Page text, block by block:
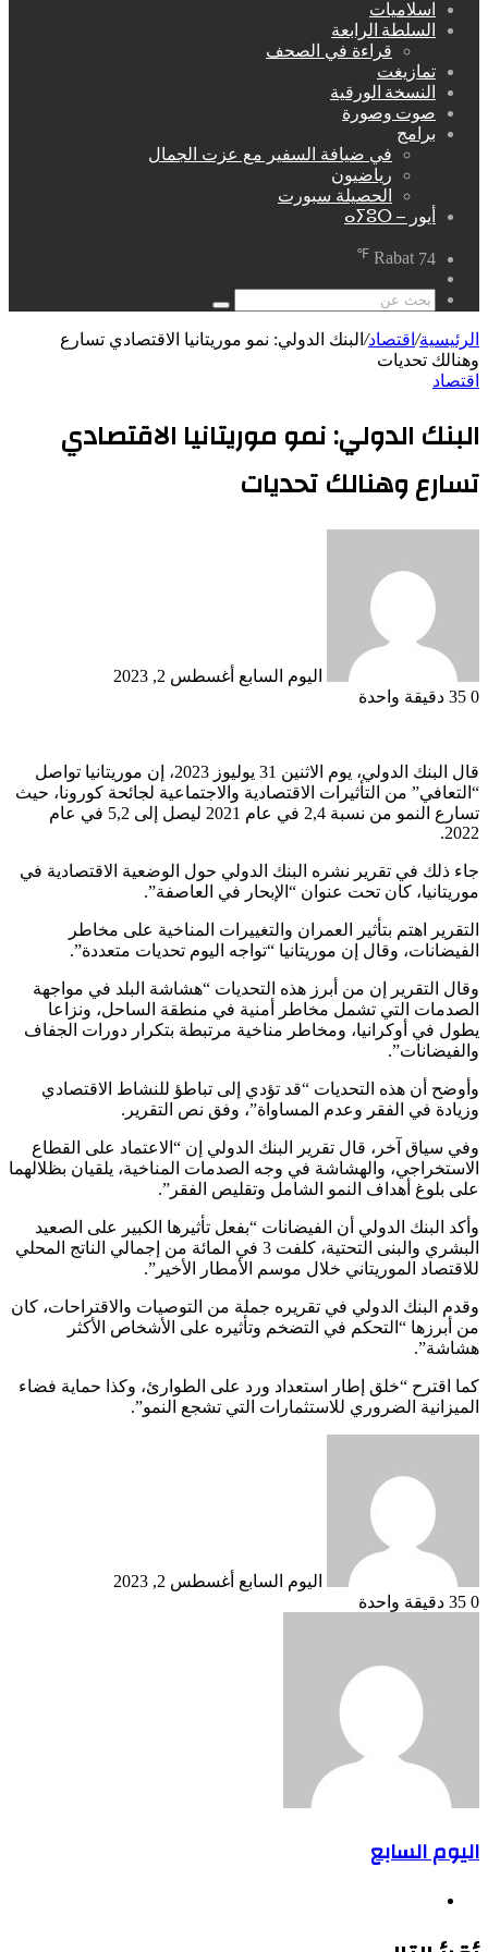
اسلاميات
السلطة الرابعة
قراءة في الصحف
تمازيغت
النسخة الورقية
صوت وصورة
برامج
في ضيافة السفير مع عزت الجمال
رياضيون
الحصيلة سبورت
أيور – ⴰⵢⵓⵔ
Rabat 74
℉
عشوائي
بحث
الرئيسية/ اقتصاد/ البنك الدولي: نمو موريتانيا الاقتصادي تسارع
وهنالك تحديات
اقتصاد
البنك الدولي: نمو موريتانيا الاقتصادي
تسارع وهنالك تحديات
اليوم السابع أغسطس 2, 2023
0
دقيقة واحدة
قال البنك الدولي، يوم الاثنين 31 يوليوز 2023، إن موريتانيا تواصل
“التعافي” من التأثيرات الاقتصادية والاجتماعية لجائحة كورونا، حيث
تسارع النمو من نسبة 2,4 في عام 2021 ليصل إلى 5,2 في عام
2022.
جاء ذلك في تقرير نشره البنك الدولي حول الوضعية الاقتصادية في
موريتانيا، كان تحت عنوان “الإبحار في العاصفة”.
التقرير اهتم بتأثير العمران والتغييرات المناخية على مخاطر
الفيضانات، وقال إن موريتانيا “تواجه اليوم تحديات متعددة”.
وقال التقرير إن من أبرز هذه التحديات “هشاشة البلد في مواجهة
الصدمات التي تشمل مخاطر أمنية في منطقة الساحل، ونزاعا
يطول في أوكرانيا، ومخاطر مناخية مرتبطة بتكرار دورات الجفاف
والفيضانات”.
وأوضح أن هذه التحديات “قد تؤدي إلى تباطؤ للنشاط الاقتصادي
وزيادة في الفقر وعدم المساواة”، وفق نص التقرير.
وفي سياق آخر، قال تقرير البنك الدولي إن “الاعتماد على القطاع
الاستخراجي، والهشاشة في وجه الصدمات المناخية، يلقيان بظلالهما
على بلوغ أهداف النمو الشامل وتقليص الفقر”.
وأكد البنك الدولي أن الفيضانات “بفعل تأثيرها الكبير على الصعيد
البشري والبنى التحتية، كلفت 3 في المائة من إجمالي الناتج المحلي
للاقتصاد الموريتاني خلال موسم الأمطار الأخير”.
وقدم البنك الدولي في تقريره جملة من التوصيات والاقتراحات، كان
من أبرزها “التحكم في التضخم وتأثيره على الأشخاص الأكثر
هشاشة”.
كما اقترح “خلق إطار استعداد ورد على الطوارئ، وكذا حماية فضاء
الميزانية الضروري للاستثمارات التي تشجع النمو”.
اليوم السابع أغسطس 2, 2023
0
دقيقة واحدة
اليوم السابع